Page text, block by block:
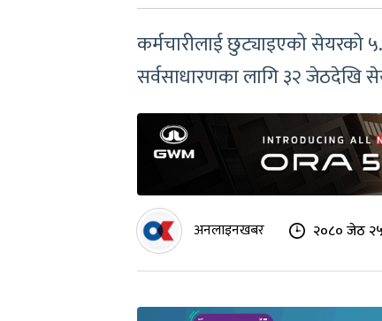
कर्मचारीलाई छुट्याइएको सेयरको
सर्वसाधारणका लागि ३२ जेठदेखि
अनलाइनखबर २०८० जेठ